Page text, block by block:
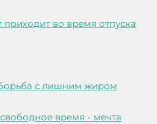
приходит во время отпуска
с лишним жиром
время - мечта